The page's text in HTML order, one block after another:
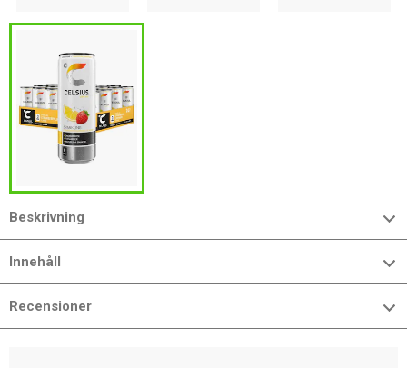
Beskrivning
Innehåll
Recensioner